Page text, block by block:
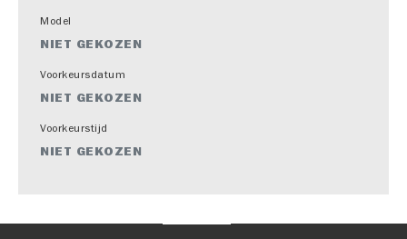
Model
NIET GEKOZEN
Voorkeursdatum
NIET GEKOZEN
Voorkeurstijd
NIET GEKOZEN